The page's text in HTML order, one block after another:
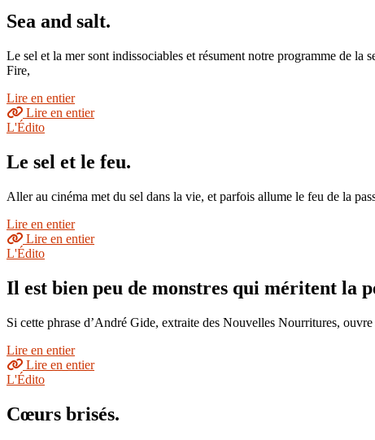
Sea and salt.
Le sel et la mer sont indissociables et résument notre programme de
Fire,
Lire en entier
Lire en entier
L'Édito
Le sel et le feu.
Aller au cinéma met du sel dans la vie, et parfois allume le feu de la
Lire en entier
Lire en entier
L'Édito
Il est bien peu de monstres qui méritent la
Si cette phrase d’André Gide, extraite des Nouvelles Nourritures,
Lire en entier
Lire en entier
L'Édito
Cœurs brisés.